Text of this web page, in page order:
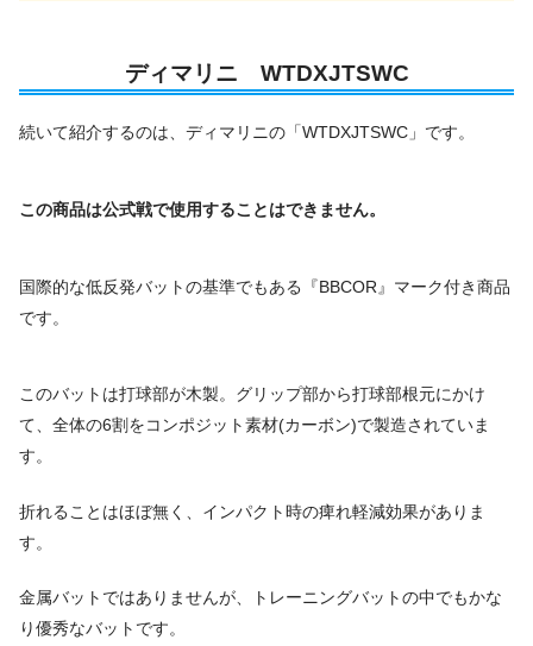
ディマリニ WTDXJTSWC
続いて紹介するのは、ディマリニの「WTDXJTSWC」です。
この商品は公式戦で使用することはできません。
国際的な低反発バットの基準でもある『BBCOR』マーク付き商品
です。
このバットは打球部が木製。グリップ部から打球部根元にかけ
て、全体の6割をコンポジット素材(カーボン)で製造されていま
す。
折れることはほぼ無く、インパクト時の痺れ軽減効果がありま
す。
金属バットではありませんが、トレーニングバットの中でもかな
り優秀なバットです。